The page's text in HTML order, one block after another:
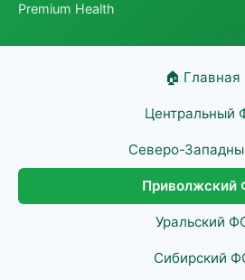
Premium Health
🏠 Главная
Центральный
Северо-
Приволжский
Уральский
Сибирский